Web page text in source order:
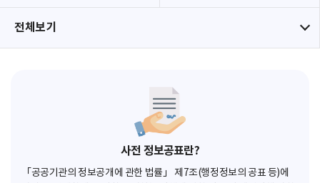
전체보기
사전 정보공표란?
「공공기관의 정보공개에 관한 법률」 제7조(행정정보의 공표 등)에